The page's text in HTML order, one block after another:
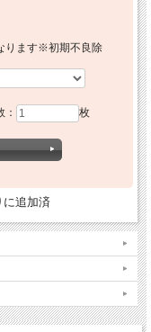
ります※初期不良除
： 枚
に追加済